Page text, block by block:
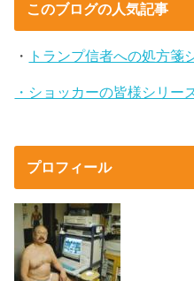
このブログの人気記事
・ トランプ信者への処方
・ショッカーの皆様シリー
プロフィール